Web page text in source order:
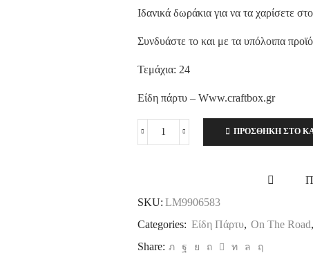
Ιδανικά δωράκια για να τα χαρίσετε
Συνδυάστε το και με τα υπόλοιπα
Τεμάχια: 24
Είδη πάρτυ – Www.craftbox.gr
Πακέτο
τεμ.24
ποσότητα
ΠΡΟΣΘΉΚΗ ΣΤΟ
SKU: LM9906583
Categories: Είδη Πάρτυ, On The Road,
Share: